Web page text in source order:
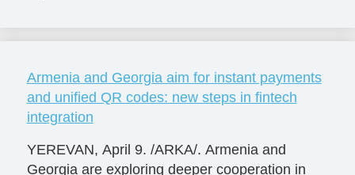
Armenia and Georgia aim for instant payments
and unified QR codes: new steps in fintech
integration
YEREVAN, April 9. /ARKA/. Armenia and
Georgia are exploring deeper cooperation in